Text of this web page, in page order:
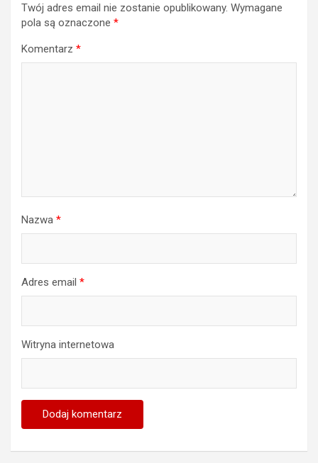
Twój adres email nie zostanie opublikowany. Wymagane
pola są oznaczone *
Komentarz *
Nazwa *
Adres email *
Witryna internetowa